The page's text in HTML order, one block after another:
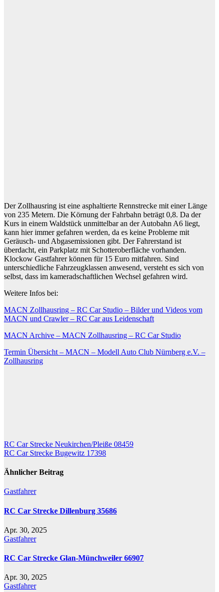
Der Zollhausring ist eine asphaltierte Rennstrecke mit einer Länge
von 235 Metern. Die Körnung der Fahrbahn beträgt 0,8. Da der
Kurs in einem Waldstück unmittelbar an der Autobahn A6 liegt,
kann hier immer gefahren werden, da es keine Probleme mit
Geräusch- und Abgasemissionen gibt. Der Fahrerstand ist
überdacht, ein Parkplatz mit Schotteroberfläche vorhanden.
Klockow Gastfahrer können für 15 Euro mitfahren. Sind
unterschiedliche Fahrzeugklassen anwesend, versteht es sich von
selbst, dass im kameradschaftlichen Wechsel gefahren wird.
Weitere Infos bei:
MACN Zollhausring – RC Car Studio – Bilder und Videos vom
MACN und Crawler – RC Car aus Leidenschaft
MACN Archive – MACN Zollhausring – RC Car Studio
Termin Übersicht – MACN – Modell Auto Club Nürnberg e.V. –
Zollhausring
Beitragsnavigation
RC Car Strecke Neukirchen/Pleiße 08459
RC Car Strecke Bugewitz 17398
Ähnlicher Beitrag
Gastfahrer
RC Car Strecke Dillenburg 35686
Apr. 30, 2025
Gastfahrer
RC Car Strecke Glan-Münchweiler 66907
Apr. 30, 2025
Gastfahrer